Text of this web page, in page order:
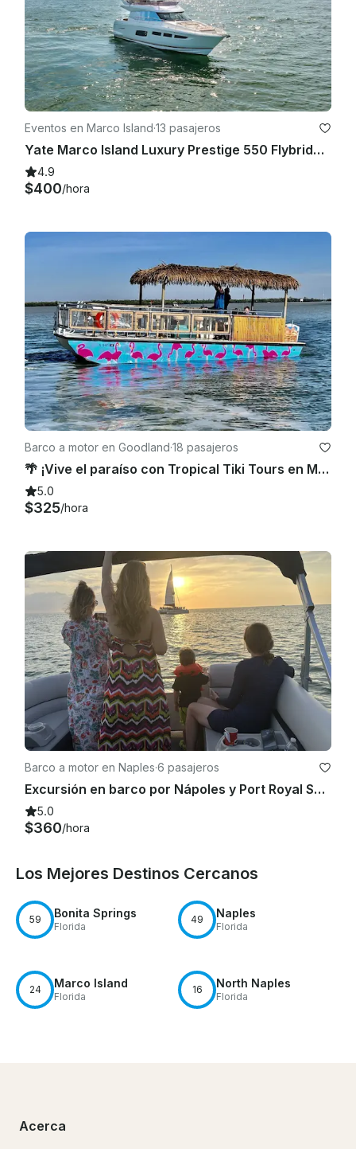
elegido y nuestro objetivo es servirle lo mejor posible
Eventos en Marco Island·13 pasajeros
Yate Marco Island Luxury Prestige 550 Flybridge con Flybridge de 59 pies
4.9
$400/hora
Barco a motor en Goodland·18 pasajeros
🌴 ¡Vive el paraíso con Tropical Tiki Tours en Marco Island, FL! 🌴
5.0
$325/hora
Barco a motor en Naples·6 pasajeros
Excursión en barco por Nápoles y Port Royal Sunset & Dolphins: ¡todo lo que necesita está incluido!
5.0
$360/hora
Los Mejores Destinos Cercanos
59 Bonita Springs
Florida
49 Naples
Florida
24 Marco Island
Florida
16 North Naples
Florida
Acerca